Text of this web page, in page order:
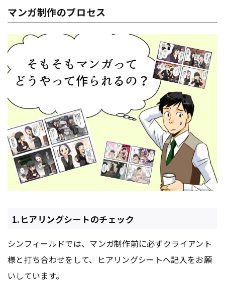
マンガ制作のプロセス
1.ヒアリングシートのチェック
シンフィールドでは、マンガ制作前に必ずクライアント
様と打ち合わせをして、ヒアリングシートへ記入をお願
いしています。